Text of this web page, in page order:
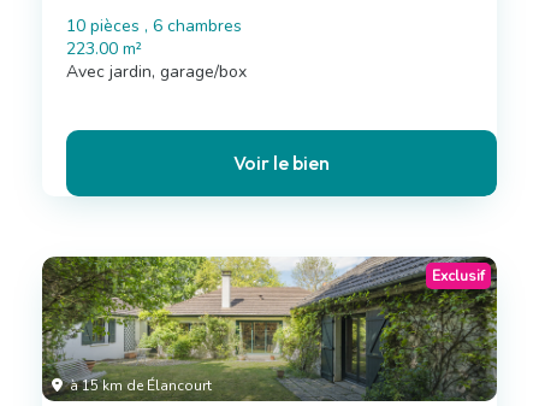
10 pièces , 6 chambres
223.00 m²
Avec jardin, garage/box
Voir le bien
à 15 km de Élancourt
Exclusif